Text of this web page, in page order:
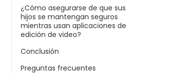
¿Cómo asegurarse de que sus
hijos se mantengan seguros
mientras usan aplicaciones de
edición de video?
Conclusión
Preguntas frecuentes